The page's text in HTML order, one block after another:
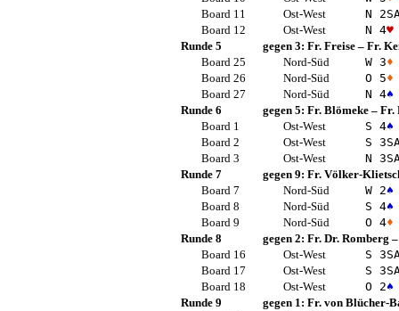
Board 11
Ost-West N 2
Board 12
Ost-West N 4♥
Runde 5
gegen 3: Fr. Freise – Fr.
Board 25
Nord-Süd W 3♦
Board 26
Nord-Süd O 5♦
Board 27
Nord-Süd N 4♠
Runde 6
gegen 5: Fr. Blömeke – Fr.
Board 1
Ost-West S 4♠
Board 2
Ost-West S 3
Board 3
Ost-West N 3
Runde 7
gegen 9: Fr. Völker-
Board 7
Nord-Süd W 2♠
Board 8
Nord-Süd S 4♠
Board 9
Nord-Süd O 4♦
Runde 8
gegen 2: Fr. Dr. Romberg
Board 16
Ost-West S 3
Board 17
Ost-West S 3
Board 18
Ost-West O 2♠
Runde 9
gegen 1: Fr. von Blücher-